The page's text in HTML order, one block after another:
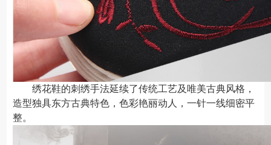
绣花鞋的刺绣手法延续了传统工艺及唯美古典风格，
造型独具东方古典特色，色彩艳丽动人，一针一线细密平
整。